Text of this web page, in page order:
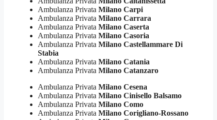
Ambulanza Privata Milano Carpi
Ambulanza Privata Milano Carrara
Ambulanza Privata Milano Caserta
Ambulanza Privata Milano Casoria
Ambulanza Privata Milano Castellammare Di
Stabia
Ambulanza Privata Milano Catania
Ambulanza Privata Milano Catanzaro
Ambulanza Privata Milano Cesena
Ambulanza Privata Milano Cinisello Balsamo
Ambulanza Privata Milano Como
Ambulanza Privata Milano Corigliano-Rossano